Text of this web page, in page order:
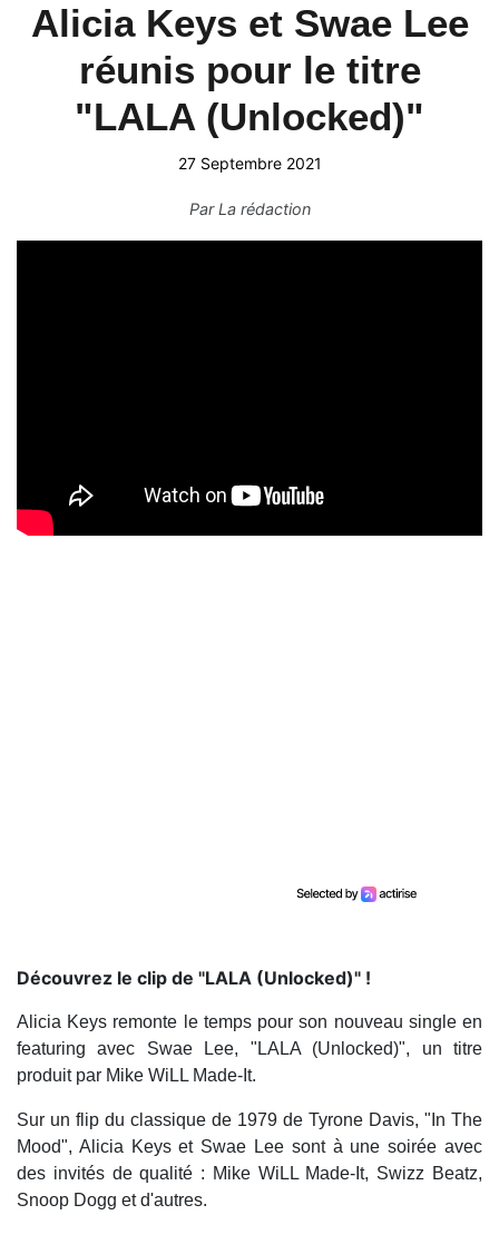
Alicia Keys et Swae Lee
réunis pour le titre
"LALA (Unlocked)"
27 Septembre 2021
ParLa rédaction
Découvrez le clip de "LALA (Unlocked)" !
Alicia Keys remonte le temps pour son nouveau single en
featuring avec Swae Lee, "LALA (Unlocked)", un titre
produit par Mike WiLL Made-It.
Sur un flip du classique de 1979 de Tyrone Davis, "In The
Mood", Alicia Keys et Swae Lee sont à une soirée avec
des invités de qualité : Mike WiLL Made-It, Swizz Beatz,
Snoop Dogg et d'autres.